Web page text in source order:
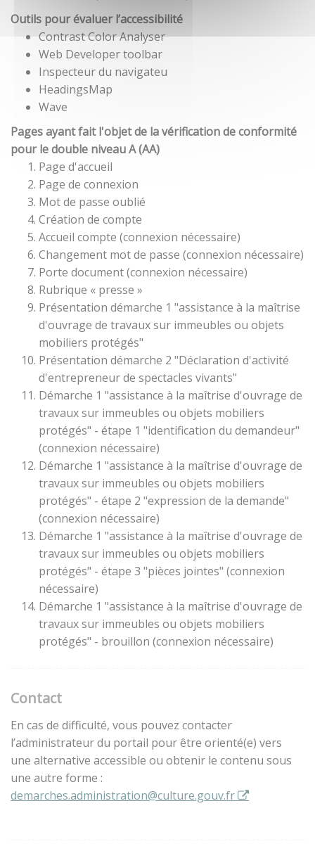
Outils pour évaluer l’accessibilité
Contrast Color Analyser
Web Developer toolbar
Inspecteur du navigateu
HeadingsMap
Wave
Pages ayant fait l'objet de la vérification de conformité
pour le double niveau A (AA)
Page d'accueil
Page de connexion
Mot de passe oublié
Création de compte
Accueil compte (connexion nécessaire)
Changement mot de passe (connexion nécessaire)
Porte document (connexion nécessaire)
Rubrique « presse »
Présentation démarche 1 "assistance à la maîtrise
d'ouvrage de travaux sur immeubles ou objets
mobiliers protégés"
Présentation démarche 2 "Déclaration d'activité
d'entrepreneur de spectacles vivants"
Démarche 1 "assistance à la maîtrise d'ouvrage de
travaux sur immeubles ou objets mobiliers
protégés" - étape 1 "identification du demandeur"
(connexion nécessaire)
Démarche 1 "assistance à la maîtrise d'ouvrage de
travaux sur immeubles ou objets mobiliers
protégés" - étape 2 "expression de la demande"
(connexion nécessaire)
Démarche 1 "assistance à la maîtrise d'ouvrage de
travaux sur immeubles ou objets mobiliers
protégés" - étape 3 "pièces jointes" (connexion
nécessaire)
Démarche 1 "assistance à la maîtrise d'ouvrage de
travaux sur immeubles ou objets mobiliers
protégés" - brouillon (connexion nécessaire)
Contact
En cas de difficulté, vous pouvez contacter
l’administrateur du portail pour être orienté(e) vers
une alternative accessible ou obtenir le contenu sous
une autre forme :
demarches.administration@culture.gouv.fr